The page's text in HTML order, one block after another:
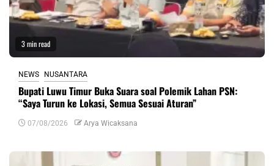
3 min read
NEWS NUSANTARA
Bupati Luwu Timur Buka Suara soal Polemik Lahan PSN:
“Saya Turun ke Lokasi, Semua Sesuai Aturan”
07/08/2026 Arya Wicaksana